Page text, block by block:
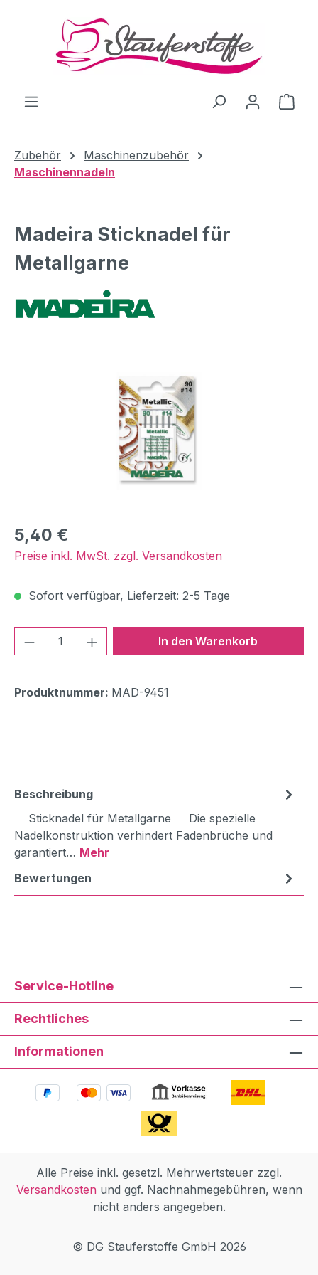
Zum Hauptinhalt springen
Zubehör
Maschinenzubehör
Maschinennadeln
Madeira Sticknadel für
Metallgarne
Regulärer Preis:
5,40 €
Preise inkl. MwSt. zzgl. Versandkosten
Sofort verfügbar, Lieferzeit: 2-5 Tage
Produkt Anzahl: Gib denIn den Warenkorb
Produktnummer: MAD-9451
Beschreibung
Sticknadel für Metallgarne Die spezielle
Nadelkonstruktion verhindert Fadenbrüche und
garantiert… Mehr
Bewertungen
Service-Hotline
Rechtliches
Informationen
Alle Preise inkl. gesetzl. Mehrwertsteuer zzgl.
Versandkosten und ggf. Nachnahmegebühren, wenn
nicht anders angegeben.
© DG Stauferstoffe GmbH 2026